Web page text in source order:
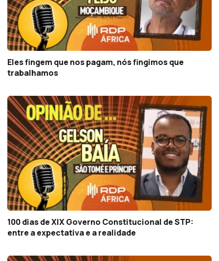
Eles fingem que nos pagam, nós fingimos que
trabalhamos
100 dias de XIX Governo Constitucional de STP:
entre a expectativa e a realidade